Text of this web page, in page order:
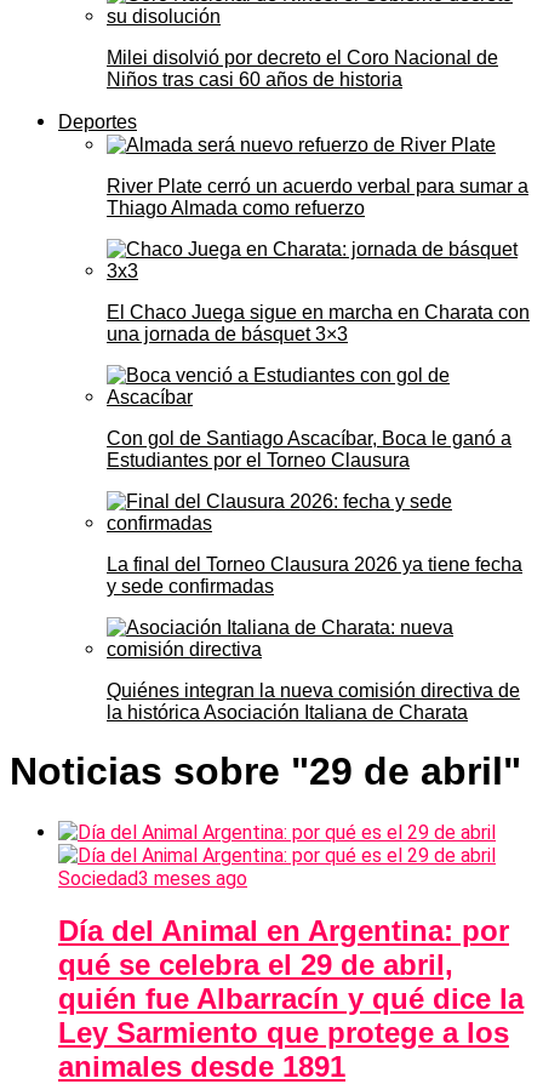
Milei disolvió por decreto el Coro Nacional de
Niños tras casi 60 años de historia
Deportes
River Plate cerró un acuerdo verbal para sumar a
Thiago Almada como refuerzo
El Chaco Juega sigue en marcha en Charata con
una jornada de básquet 3×3
Con gol de Santiago Ascacíbar, Boca le ganó a
Estudiantes por el Torneo Clausura
La final del Torneo Clausura 2026 ya tiene fecha
y sede confirmadas
Quiénes integran la nueva comisión directiva de
la histórica Asociación Italiana de Charata
Noticias sobre "29 de abril"
Sociedad3 meses ago
Día del Animal en Argentina: por
qué se celebra el 29 de abril,
quién fue Albarracín y qué dice la
Ley Sarmiento que protege a los
animales desde 1891